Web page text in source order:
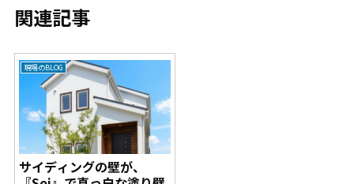
関連記事
現場のBLOG
サイディングの壁が、